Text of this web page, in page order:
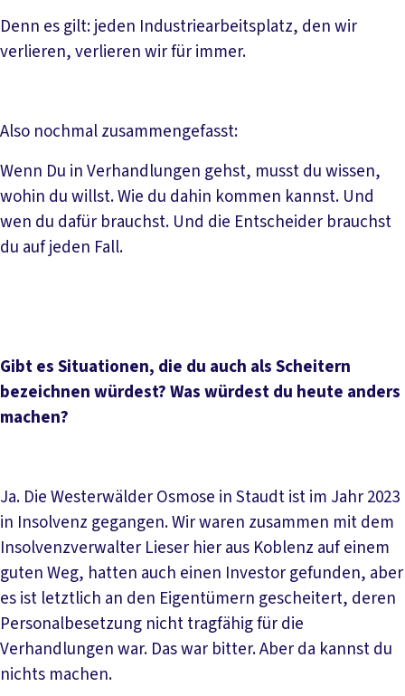
Denn es gilt: jeden Industriearbeitsplatz, den wir
verlieren, verlieren wir für immer.
Also nochmal zusammengefasst:
Wenn Du in Verhandlungen gehst, musst du wissen,
wohin du willst. Wie du dahin kommen kannst. Und
wen du dafür brauchst. Und die Entscheider brauchst
du auf jeden Fall.
Gibt es Situationen, die du auch als Scheitern
bezeichnen würdest? Was würdest du heute anders
machen?
Ja. Die Westerwälder Osmose in Staudt ist im Jahr 2023
in Insolvenz gegangen. Wir waren zusammen mit dem
Insolvenzverwalter Lieser hier aus Koblenz auf einem
guten Weg, hatten auch einen Investor gefunden, aber
es ist letztlich an den Eigentümern gescheitert, deren
Personalbesetzung nicht tragfähig für die
Verhandlungen war. Das war bitter. Aber da kannst du
nichts machen.